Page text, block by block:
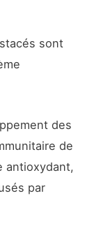
sont
des
de
antioxydant,
par